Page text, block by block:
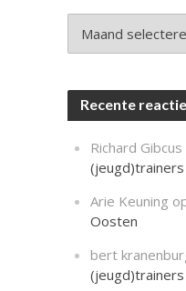
t
Recente
Richard Gibcus
(jeugd)trainers
Arie Keuning
Oosten
bert
(jeugd)trainers